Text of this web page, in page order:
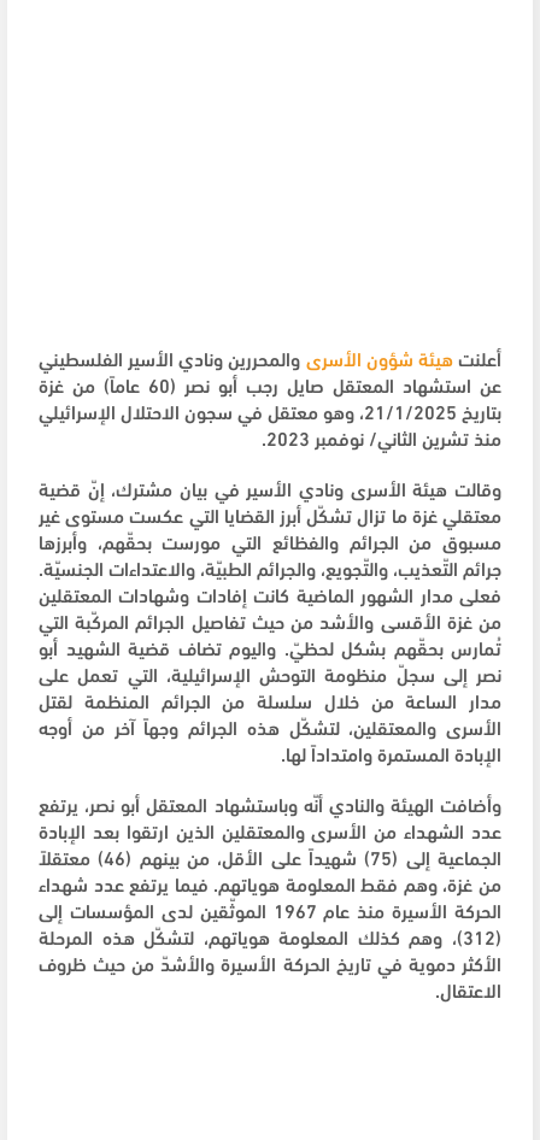
أعلنتهيئة شؤون الأسرى والمحررين ونادي الأسير الفلسطيني
عن استشهاد المعتقل صايل رجب أبو نصر (60 عاماً) من غزة
بتاريخ 21/1/2025، وهو معتقل في سجون الاحتلال الإسرائيلي
منذ تشرين الثاني/ نوفمبر 2023.
وقالت هيئة الأسرى ونادي الأسير في بيان مشترك، إنّ قضية
معتقلي غزة ما تزال تشكّل أبرز القضايا التي عكست مستوى غير
مسبوق من الجرائم والفظائع التي مورست بحقّهم، وأبرزها
جرائم التّعذيب، والتّجويع، والجرائم الطبيّة، والاعتداءات الجنسيّة.
فعلى مدار الشهور الماضية كانت إفادات وشهادات المعتقلين
من غزة الأقسى والأشد من حيث تفاصيل الجرائم المركّبة التي
تُمارس بحقّهم بشكل لحظيّ. واليوم تضاف قضية الشهيد أبو
نصر إلى سجلّ منظومة التوحش الإسرائيلية، التي تعمل على
مدار الساعة من خلال سلسلة من الجرائم المنظمة لقتل
الأسرى والمعتقلين، لتشكّل هذه الجرائم وجهاً آخر من أوجه
الإبادة المستمرة وامتداداً لها.
وأضافت الهيئة والنادي أنّه وباستشهاد المعتقل أبو نصر، يرتفع
عدد الشهداء من الأسرى والمعتقلين الذين ارتقوا بعد الإبادة
الجماعية إلى (75) شهيداً على الأقل، من بينهم (46) معتقلاً
من غزة، وهم فقط المعلومة هوياتهم. فيما يرتفع عدد شهداء
الحركة الأسيرة منذ عام 1967 الموثّقين لدى المؤسسات إلى
(312)، وهم كذلك المعلومة هوياتهم، لتشكّل هذه المرحلة
الأكثر دموية في تاريخ الحركة الأسيرة والأشدّ من حيث ظروف
الاعتقال.